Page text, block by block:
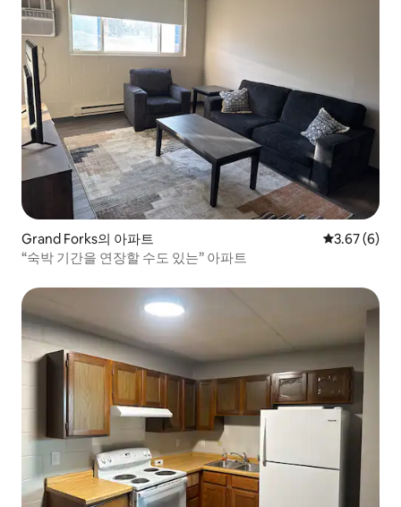
Grand Forks의 아파트 평점 3.67점
3.67 (6)
“숙박 기간을 연장할 수도 있는” 아파트